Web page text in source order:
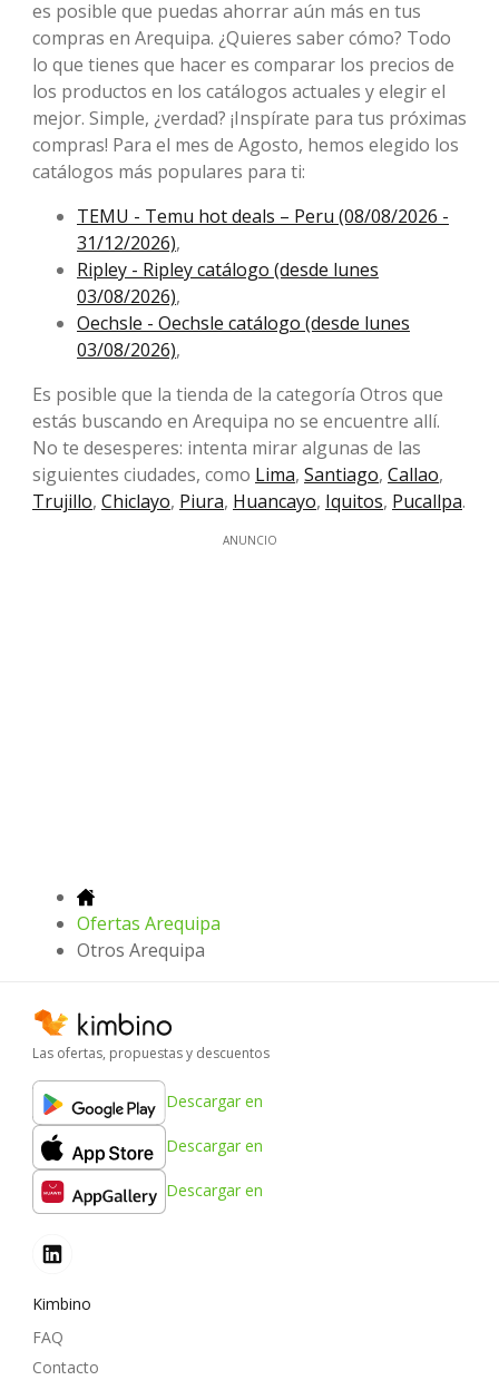
es posible que puedas ahorrar aún más en tus
compras en Arequipa. ¿Quieres saber cómo? Todo
lo que tienes que hacer es comparar los precios de
los productos en los catálogos actuales y elegir el
mejor. Simple, ¿verdad? ¡Inspírate para tus próximas
compras! Para el mes de Agosto, ​​hemos elegido los
catálogos más populares para ti:
TEMU - Temu hot deals – Peru (08/08/2026 -
31/12/2026),
Ripley - Ripley catálogo (desde lunes
03/08/2026),
Oechsle - Oechsle catálogo (desde lunes
03/08/2026),
Es posible que la tienda de la categoría Otros que
estás buscando en Arequipa no se encuentre allí.
No te desesperes: intenta mirar algunas de las
siguientes ciudades, como Lima, Santiago, Callao,
Trujillo, Chiclayo, Piura, Huancayo, Iquitos, Pucallpa.
ANUNCIO
Ofertas Arequipa
Otros Arequipa
Las ofertas, propuestas y descuentos
Descargar en
Descargar en
Descargar en
Kimbino
FAQ
Contacto